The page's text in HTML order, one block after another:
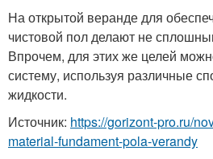
На открытой веранде для
чистовой пол делают не
Впрочем, для этих же целей
систему, используя различные
жидкости.
Источник: https://gorizont-pro.ru/
material-fundament-pola-verandy